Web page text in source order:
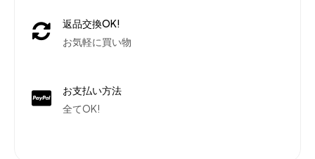
返品交換OK!
お気軽に買い物
お支払い方法
全てOK!